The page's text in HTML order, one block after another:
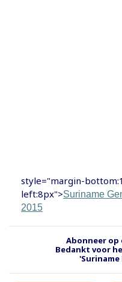
style="margin-
left:8px">Suriname
2015
Abonneer op
Bedankt voor